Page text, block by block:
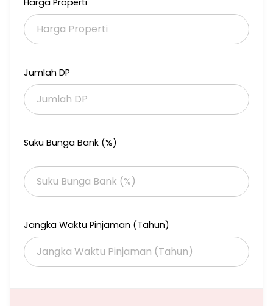
HUB : indri
XM Tjandra South
085100744285
Harga Properti
Jumlah DP
Suku Bunga Bank (%)
Jangka Waktu Pinjaman (Tahun)